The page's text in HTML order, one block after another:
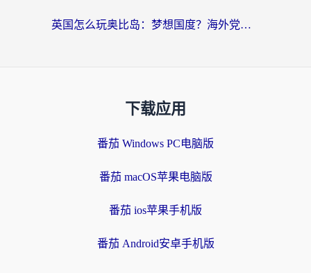
英国怎么玩奥比岛：梦想国度？海外党不卡攻略+加速器选择秘籍
下载应用
番茄 Windows PC电脑版
番茄 macOS苹果电脑版
番茄 ios苹果手机版
番茄 Android安卓手机版